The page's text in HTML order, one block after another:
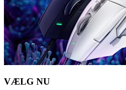
VÆLG NU